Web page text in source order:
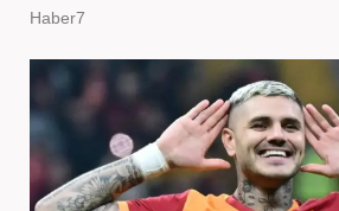
Haber7